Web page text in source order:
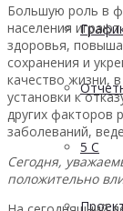
5 С
Большую роль в
населения
здоровья,
сохранения и
качество жизни,
установки к
других факторов
заболеваний,
Сегодня,
положительно